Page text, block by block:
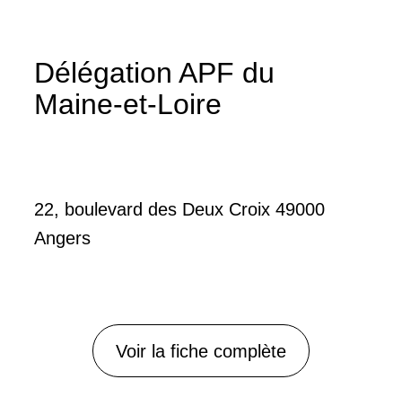
Délégation APF du
Maine-et-Loire
22, boulevard des Deux Croix 49000
Angers
Voir la fiche complète